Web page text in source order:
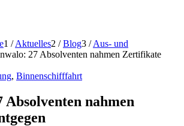
1 / Aktuelles2 / Blog3 / Aus- und
27 Absolventen nahmen Zertifikate
, Binnenschifffahrt
Absolventen nahmen